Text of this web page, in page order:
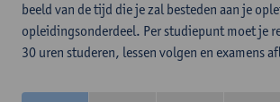
beeld van de tijd die je zal besteden aan je
opleidingsonderdeel. Per studiepunt moet je
30 uren studeren, lessen volgen en examens